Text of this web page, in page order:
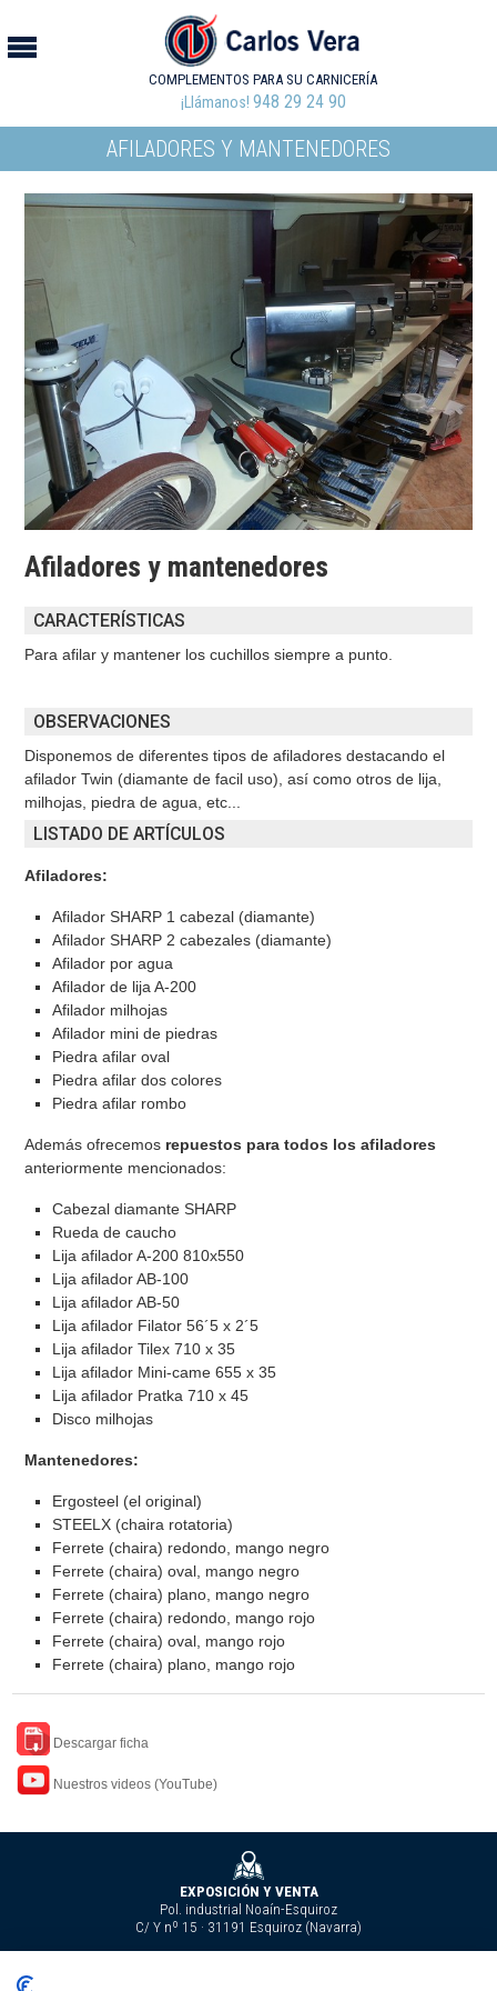
COMPLEMENTOS PARA SU CARNICERÍA
¡Llámanos! 948 29 24 90
AFILADORES Y MANTENEDORES
Afiladores y mantenedores
CARACTERÍSTICAS
Para afilar y mantener los cuchillos siempre a punto.
OBSERVACIONES
Disponemos de diferentes tipos de afiladores destacando el
afilador Twin (diamante de facil uso), así como otros de lija,
milhojas, piedra de agua, etc...
LISTADO DE ARTÍCULOS
Afiladores:
Afilador SHARP 1 cabezal (diamante)
Afilador SHARP 2 cabezales (diamante)
Afilador por agua
Afilador de lija A-200
Afilador milhojas
Afilador mini de piedras
Piedra afilar oval
Piedra afilar dos colores
Piedra afilar rombo
Además ofrecemos repuestos para todos los afiladores
anteriormente mencionados:
Cabezal diamante SHARP
Rueda de caucho
Lija afilador A-200 810x550
Lija afilador AB-100
Lija afilador AB-50
Lija afilador Filator 56´5 x 2´5
Lija afilador Tilex 710 x 35
Lija afilador Mini-came 655 x 35
Lija afilador Pratka 710 x 45
Disco milhojas
Mantenedores:
Ergosteel (el original)
STEELX (chaira rotatoria)
Ferrete (chaira) redondo, mango negro
Ferrete (chaira) oval, mango negro
Ferrete (chaira) plano, mango negro
Ferrete (chaira) redondo, mango rojo
Ferrete (chaira) oval, mango rojo
Ferrete (chaira) plano, mango rojo
Descargar ficha
Nuestros videos (YouTube)
EXPOSICIÓN Y VENTA
Pol. industrial Noaín-Esquiroz
C/ Y nº 15 · 31191 Esquiroz (Navarra)